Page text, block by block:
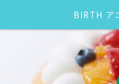
BIRTH ア